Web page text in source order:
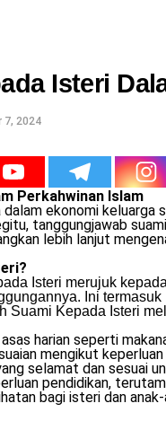
Isteri
7, 2024
Perkahwinan Islam
dalam ekonomi
tanggungjawab
lebih lanjut
Isteri merujuk
Ini
Suami Kepada Isteri
harian seperti
mengikut
selamat dan sesuai
pendidikan,
bagi isteri dan